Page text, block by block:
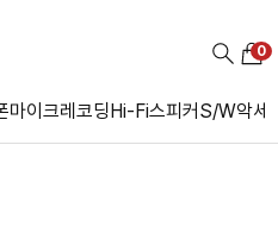
마이크레코딩Hi-Fi스피커S/W악세
0